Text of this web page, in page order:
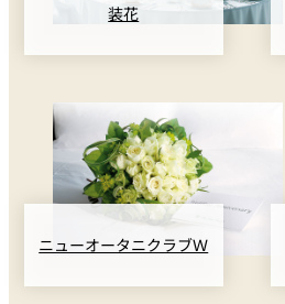
装花
ニューオータニクラブＷ